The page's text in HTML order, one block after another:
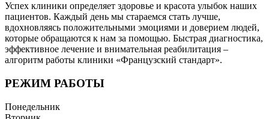
Успех клиники определяет здоровье и красота улыбок наших
пациентов. Каждый день мы стараемся стать лучше,
вдохновляясь положительными эмоциями и доверием людей,
которые обращаются к нам за помощью. Быстрая диагностика,
эффективное лечение и внимательная реабилитация –
алгоритм работы клиники «Французский стандарт».
РЕЖИМ РАБОТЫ
Понедельник